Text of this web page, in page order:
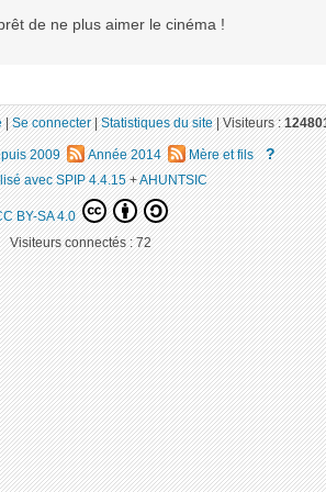
de ne plus aimer le cinéma !
|Se connecter|Statistiques du site|Visiteurs :
2009 Année 2014 Mère et fils ?
avec SPIP 4.4.15+AHUNTSIC
BY-SA 4.0
Visiteurs connectés :72